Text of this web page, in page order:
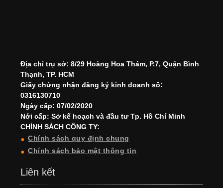
Địa chỉ trụ sở: 8/29 Hoàng Hoa Thám, P.7, Quận Bình
Thạnh, TP. HCM
Giấy chứng nhận đăng ký kinh doanh số:
0316130710
Ngày cấp: 07/02/2020
Nới cấp: Sở kế hoạch và đầu tư Tp. Hồ Chí Minh
CHÍNH SÁCH CÔNG TY:
Chính sách quy định chung
Chính sách bảo mật thông tin
Liên kết